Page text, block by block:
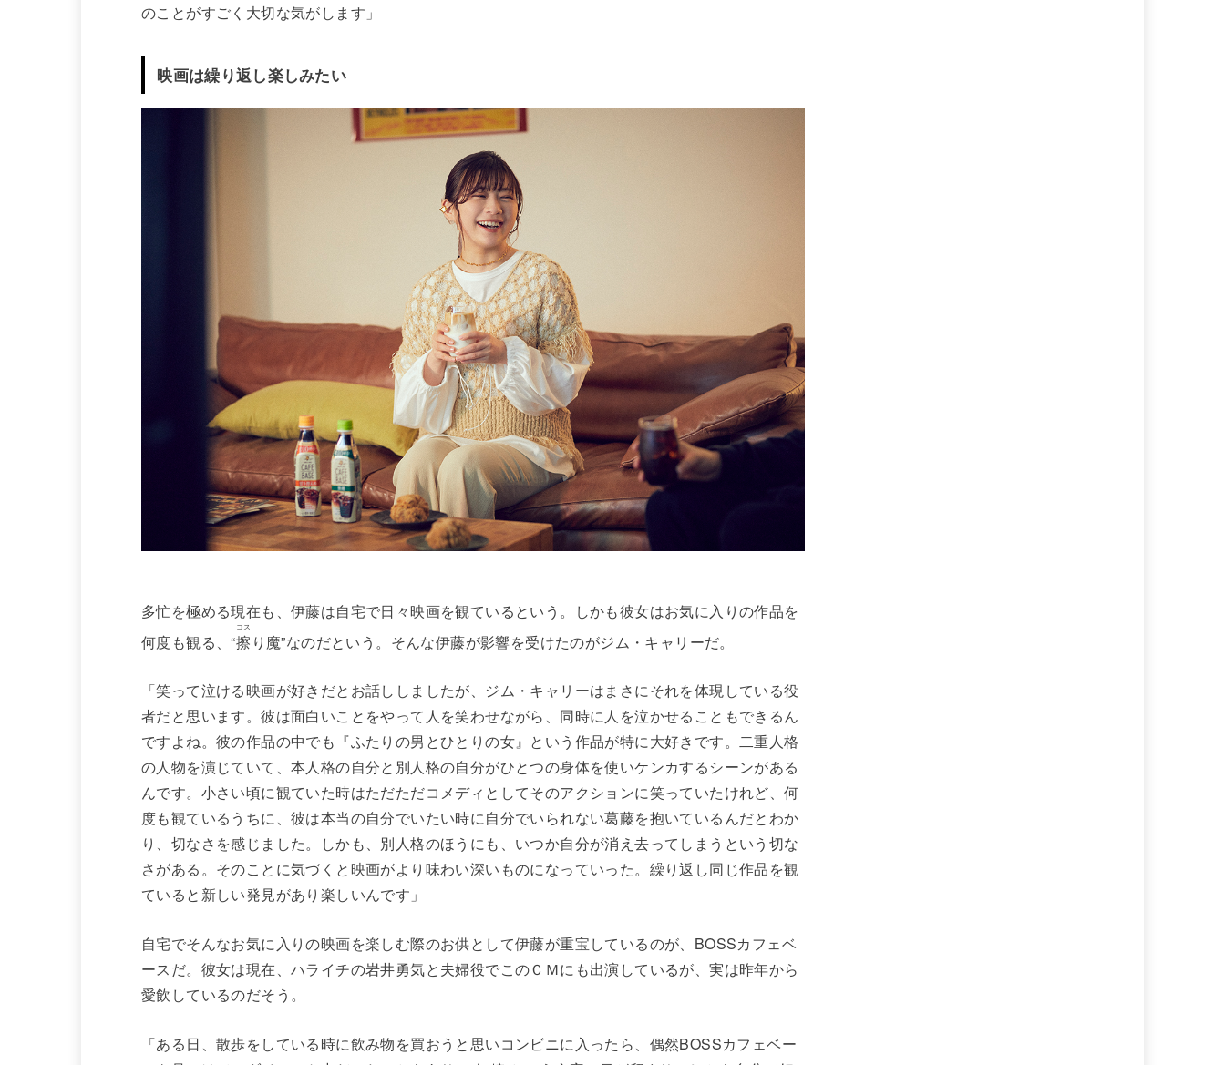
のことがすごく大切な気がします」
映画は繰り返し楽しみたい
多忙を極める現在も、伊藤は自宅で日々映画を観ているという。しかも彼女はお気に入りの作品を
何度も観る、“擦
コス
り魔”なのだという。そんな伊藤が影響を受けたのがジム・キャリーだ。
「笑って泣ける映画が好きだとお話ししましたが、ジム・キャリーはまさにそれを体現している役
者だと思います。彼は面白いことをやって人を笑わせながら、同時に人を泣かせることもできるん
ですよね。彼の作品の中でも『ふたりの男とひとりの女』という作品が特に大好きです。二重人格
の人物を演じていて、本人格の自分と別人格の自分がひとつの身体を使いケンカするシーンがある
んです。小さい頃に観ていた時はただただコメディとしてそのアクションに笑っていたけれど、何
度も観ているうちに、彼は本当の自分でいたい時に自分でいられない葛藤を抱いているんだとわか
り、切なさを感じました。しかも、別人格のほうにも、いつか自分が消え去ってしまうという切な
さがある。そのことに気づくと映画がより味わい深いものになっていった。繰り返し同じ作品を観
ていると新しい発見があり楽しいんです」
自宅でそんなお気に入りの映画を楽しむ際のお供として伊藤が重宝しているのが、BOSSカフェベ
ースだ。彼女は現在、ハライチの岩井勇気と夫婦役でこのＣＭにも出演しているが、実は昨年から
愛飲しているのだそう。
「ある日、散歩をしている時に飲み物を買おうと思いコンビニに入ったら、偶然BOSSカフェベー